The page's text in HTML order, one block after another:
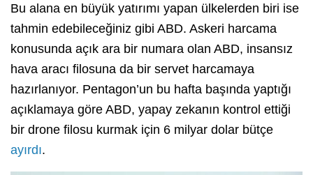
Bu alana en büyük yatırımı yapan ülkelerden biri ise
tahmin edebileceğiniz gibi ABD. Askeri harcama
konusunda açık ara bir numara olan ABD, insansız
hava aracı filosuna da bir servet harcamaya
hazırlanıyor. Pentagon’un bu hafta başında yaptığı
açıklamaya göre ABD, yapay zekanın kontrol ettiği
bir drone filosu kurmak için 6 milyar dolar bütçe
ayırdı.